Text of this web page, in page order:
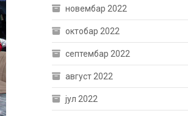
новембар 2022
октобар 2022
септембар 2022
август 2022
јул 2022